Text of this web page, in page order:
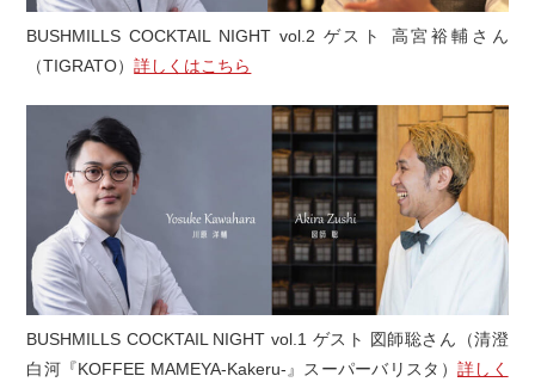
BUSHMILLS COCKTAIL NIGHT vol.2 ゲスト 高宮裕輔さん
（TIGRATO）詳しくはこちら
BUSHMILLS COCKTAIL NIGHT vol.1 ゲスト 図師聡さん（清澄
白河『KOFFEE MAMEYA-Kakeru-』スーパーバリスタ） 詳しく